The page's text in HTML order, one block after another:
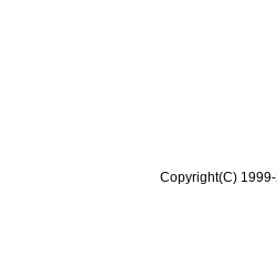
Copyright(C)